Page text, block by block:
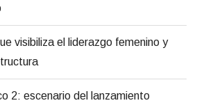
visibiliza el liderazgo femenino y
2: escenario del lanzamiento